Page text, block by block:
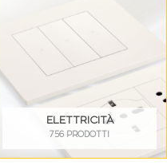
ELETTRICITÀ
756 PRODOTTI